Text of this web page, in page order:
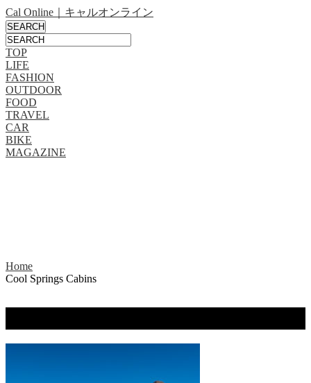
Cal Online｜キャルオンライン
TOP
LIFE
FASHION
OUTDOOR
FOOD
TRAVEL
CAR
BIKE
MAGAZINE
Home
Cool Springs Cabins